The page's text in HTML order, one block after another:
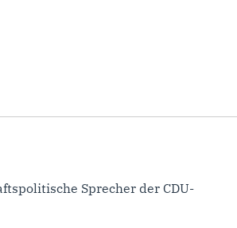
Sprecher der CDU-